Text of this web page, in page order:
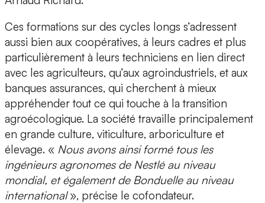
Ces formations sur des cycles longs s’adressent
aussi bien aux coopératives, à leurs cadres et plus
particulièrement à leurs techniciens en lien direct
avec les agriculteurs, qu’aux agroindustriels, et aux
banques assurances, qui cherchent à mieux
appréhender tout ce qui touche à la transition
agroécologique. La société travaille principalement
en grande culture, viticulture, arboriculture et
élevage. « Nous avons ainsi formé tous les
ingénieurs agronomes de Nestléau niveau
mondial, et également de Bonduelleau niveau
international», précise le cofondateur.